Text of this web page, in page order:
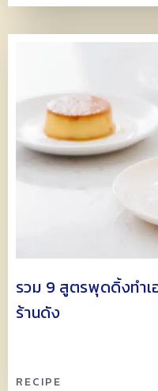
รวม 9 สูตรพุดดิ้งทำเ
ร้านดัง
RECIPE